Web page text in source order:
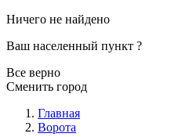
Ничего не найдено
Ваш населенный пункт ?
Все верно
Сменить город
Главная
Ворота